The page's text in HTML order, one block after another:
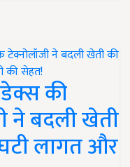
की
ने बदली खेती
लागत और